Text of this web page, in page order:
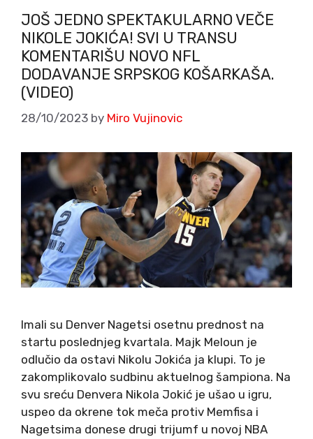
JOŠ JEDNO SPEKTAKULARNO VEČE
NIKOLE JOKIĆA! SVI U TRANSU
KOMENTARIŠU NOVO NFL
DODAVANJE SRPSKOG KOŠARKAŠA.
(VIDEO)
28/10/2023 by Miro Vujinovic
Imali su Denver Nagetsi osetnu prednost na
startu poslednjeg kvartala. Majk Meloun je
odlučio da ostavi Nikolu Jokića ja klupi. To je
zakomplikovalo sudbinu aktuelnog šampiona. Na
svu sreću Denvera Nikola Jokić je ušao u igru,
uspeo da okrene tok meča protiv Memfisa i
Nagetsima donese drugi trijumf u novoj NBA